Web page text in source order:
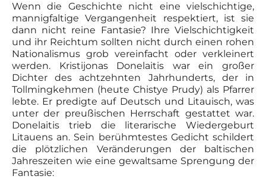
Wenn die Geschichte nicht eine vielschichtige,
mannigfaltige Vergangenheit respektiert, ist sie
dann nicht reine Fantasie? Ihre Vielschichtigkeit
und ihr Reichtum sollten nicht durch einen rohen
Nationalismus grob vereinfacht oder verkleinert
werden. Kristijonas Donelaitis war ein großer
Dichter des achtzehnten Jahrhunderts, der in
Tollmingkehmen (heute Chistye Prudy) als Pfarrer
lebte. Er predigte auf Deutsch und Litauisch, was
unter der preußischen Herrschaft gestattet war.
Donelaitis trieb die literarische Wiedergeburt
Litauens an. Sein berühmtestes Gedicht schildert
die plötzlichen Veränderungen der baltischen
Jahreszeiten wie eine gewaltsame Sprengung der
Fantasie: